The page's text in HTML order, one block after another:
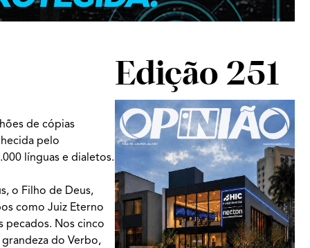
de cópias
pelo
línguas e dialetos.
o Filho de Deus,
como Juiz Eterno
pecados. Nos cinco
do Verbo,
Edição 251